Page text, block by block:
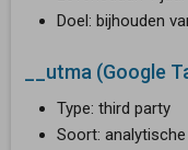
Doel: bijhouden
__utma (Google
Type: third party
Soort: